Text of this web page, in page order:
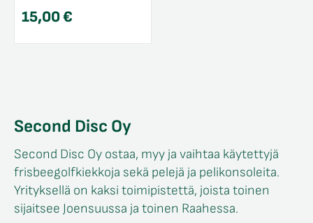
15,00€
Second Disc Oy
Second Disc Oy ostaa, myy ja vaihtaa käytettyjä
frisbeegolfkiekkoja sekä pelejä ja pelikonsoleita.
Yrityksellä on kaksi toimipistettä, joista toinen
sijaitsee Joensuussa ja toinen Raahessa.